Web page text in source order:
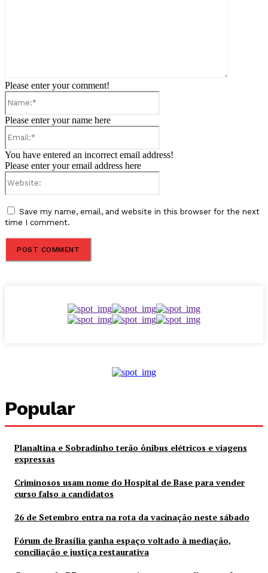
Please enter your comment!
Please enter your name here
You have entered an incorrect email address!
Please enter your email address here
Save my name, email, and website in this browser for the next
time I comment.
Popular
Planaltina e Sobradinho terão ônibus elétricos e viagens
expressas
Criminosos usam nome do Hospital de Base para vender
curso falso a candidatos
26 de Setembro entra na rota da vacinação neste sábado
Fórum de Brasília ganha espaço voltado à mediação,
conciliação e justiça restaurativa